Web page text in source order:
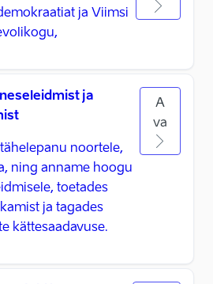
ja Viimsi
ja
noortele,
ning anname hoogu
toetades
ja tagades
kättesaadavuse.
A
va